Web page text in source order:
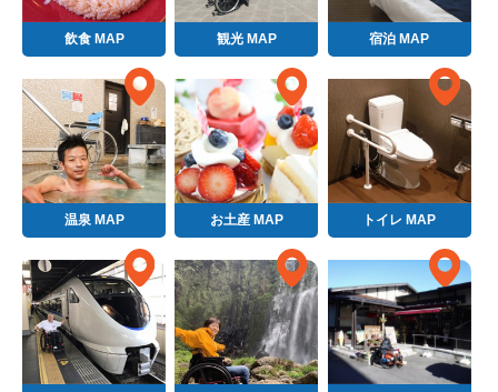
飲食 MAP 観光 MAP 宿泊 MAP
温泉 MAP お土産 MAP トイレ MAP